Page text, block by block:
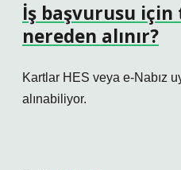
İş başvurusu için
nereden alınır?
Kartlar HES veya e-Nabız
alınabiliyor.